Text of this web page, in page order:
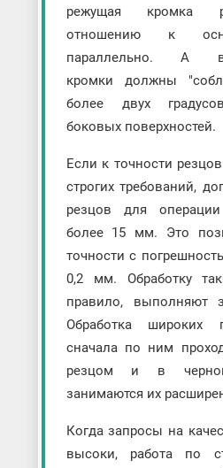
режущая кромка
отношению к
параллельно. А
кромки должны
более двух
боковых поверхностей.
Если к точности
строгих требований,
резцов для
более 15 мм. Это
точности с
0,2 мм. Обработку
правило, выполняют
Обработка широких
сначала по ним
резцом и в
занимаются их
Когда запросы на
высоки, работа по